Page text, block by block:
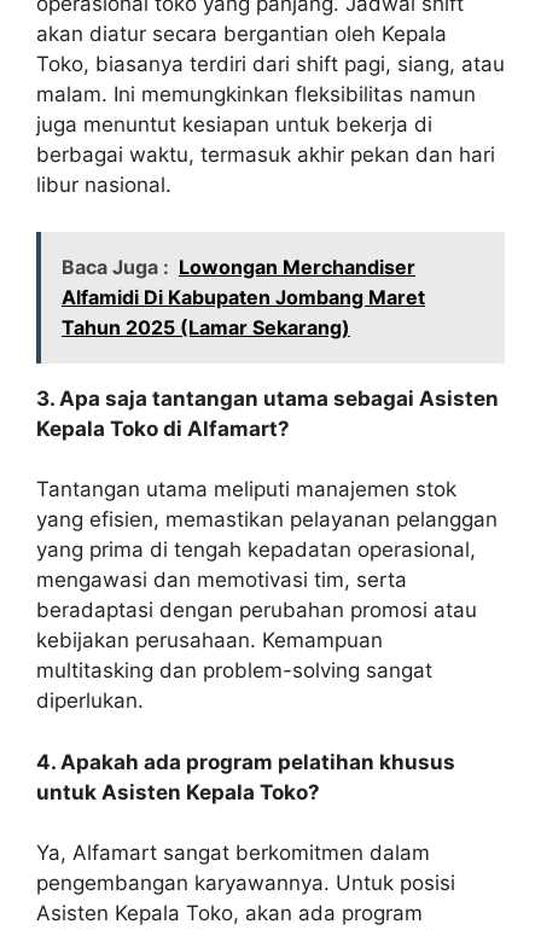
akan diatur secara bergantian oleh Kepala
Toko, biasanya terdiri dari shift pagi, siang, atau
malam. Ini memungkinkan fleksibilitas namun
juga menuntut kesiapan untuk bekerja di
berbagai waktu, termasuk akhir pekan dan hari
libur nasional.
Baca Juga : Lowongan Merchandiser
Alfamidi Di Kabupaten Jombang Maret
Tahun 2025 (Lamar Sekarang)
3. Apa saja tantangan utama sebagai Asisten
Kepala Toko di Alfamart?
Tantangan utama meliputi manajemen stok
yang efisien, memastikan pelayanan pelanggan
yang prima di tengah kepadatan operasional,
mengawasi dan memotivasi tim, serta
beradaptasi dengan perubahan promosi atau
kebijakan perusahaan. Kemampuan
multitasking dan problem-solving sangat
diperlukan.
4. Apakah ada program pelatihan khusus
untuk Asisten Kepala Toko?
Ya, Alfamart sangat berkomitmen dalam
pengembangan karyawannya. Untuk posisi
Asisten Kepala Toko, akan ada program